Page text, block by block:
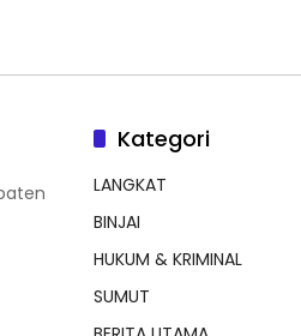
Kategori
LANGKAT
BINJAI
HUKUM & KRIMINAL
SUMUT